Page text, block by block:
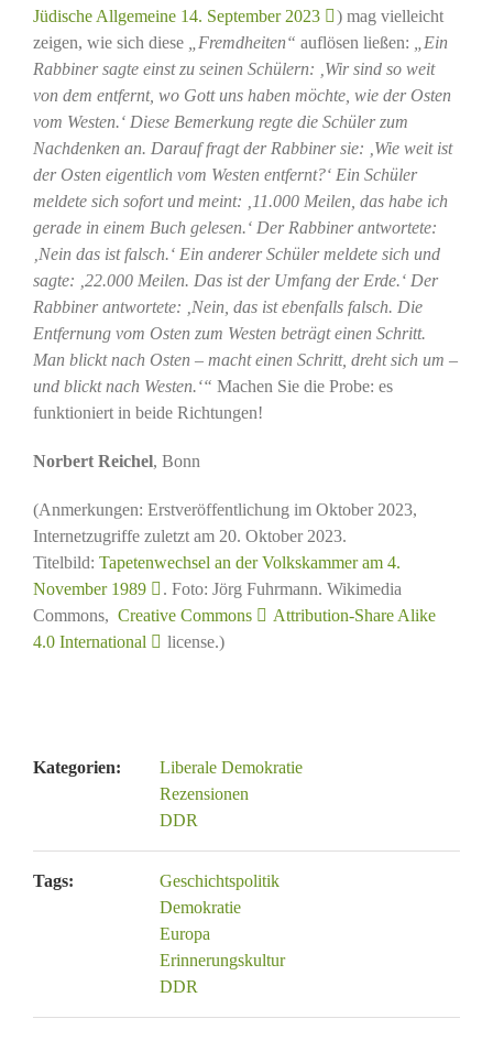
Jüdische Allgemeine 14. September 2023
) mag vielleicht
zeigen, wie sich diese
„Fremdheiten“ auflösen ließen:
„Ein
Rabbiner sagte einst zu seinen Schülern: ‚Wir sind so weit
von dem entfernt, wo Gott uns haben möchte, wie der Osten
vom Westen.‘ Diese Bemerkung regte die Schüler zum
Nachdenken an. Darauf fragt der Rabbiner sie: ‚Wie weit ist
der Osten eigentlich vom Westen entfernt?‘ Ein Schüler
meldete sich sofort und meint: ‚11.000 Meilen, das habe ich
gerade in einem Buch gelesen.‘ Der Rabbiner antwortete:
‚Nein das ist falsch.‘ Ein anderer Schüler meldete sich und
sagte: ‚22.000 Meilen. Das ist der Umfang der Erde.‘ Der
Rabbiner antwortete: ‚Nein, das ist ebenfalls falsch. Die
Entfernung vom Osten zum Westen beträgt einen Schritt.
Man blickt nach Osten – macht einen Schritt, dreht sich um –
und blickt nach Westen.‘“ Machen Sie die Probe: es
funktioniert in beide Richtungen!
Norbert Reichel, Bonn
(Anmerkungen: Erstveröffentlichung im Oktober 2023,
Internetzugriffe zuletzt am 20. Oktober 2023.
Titelbild: Tapetenwechsel an der Volkskammer am 4.
November 1989
. Foto: Jörg Fuhrmann. Wikimedia
Commons, Creative Commons
Attribution-Share Alike
4.0 International
license.)
Kategorien:
Liberale Demokratie
Rezensionen
DDR
Tags:
Geschichtspolitik
Demokratie
Europa
Erinnerungskultur
DDR